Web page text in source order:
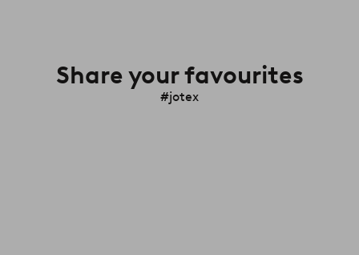
Share your favourites
#jotex